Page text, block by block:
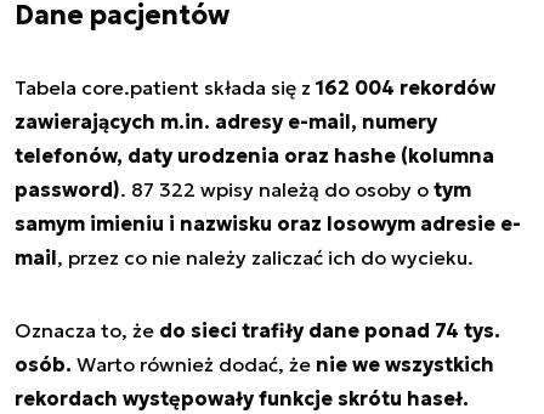
Dane pacjentów
Tabela core.patient składa się z 162 004 rekordów
zawierających m.in. adresy e-mail, numery
telefonów, daty urodzenia oraz hashe (kolumna
password). 87 322 wpisy należą do osoby o tym
samym imieniu i nazwisku oraz losowym adresie e-
mail, przez co nie należy zaliczać ich do wycieku.
Oznacza to, że do sieci trafiły dane ponad 74 tys.
osób. Warto również dodać, że nie we wszystkich
rekordach występowały funkcje skrótu haseł.